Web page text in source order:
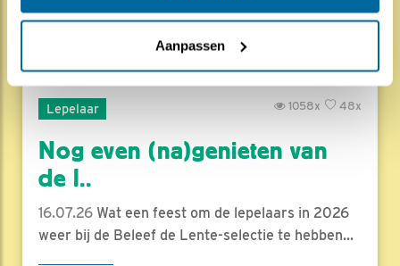
Aanpassen
Lepelaar 48x
1058x
Nog even (na)genieten van
de l..
16.07.26 Wat een feest om de lepelaars in 2026
weer bij de Beleef de Lente-selectie te hebben...